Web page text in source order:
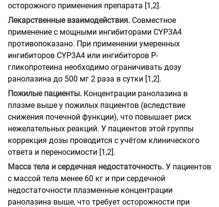
осторожного применения препарата [1,2].
Лекарственные взаимодействия. Совместное
применение с мощными ингибиторами CYP3A4
противопоказано. При применении умеренных
ингибиторов CYP3A4 или ингибиторов P-
гликопротеина необходимо ограничивать дозу
ранолазина до 500 мг 2 раза в сутки [1,2].
Пожилые пациенты. Концентрации ранолазина в
плазме выше у пожилых пациентов (вследствие
снижения почечной функции), что повышает риск
нежелательных реакций. У пациентов этой группы
коррекция дозы проводится с учётом клинического
ответа и переносимости [1,2].
Масса тела и сердечная недостаточность. У пациентов
с массой тела менее 60 кг и при сердечной
недостаточности плазменные концентрации
ранолазина выше, что требует осторожности при